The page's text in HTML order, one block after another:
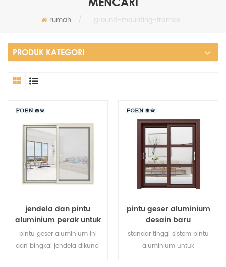
rumah / ground-mounting-frames
PRODUK KATEGORI
jendela dan pintu
aluminium perak untuk
rumah
pintu geser aluminium ini
dan bingkai jendela dikunci
pintu geser aluminium
desain baru
standar tinggi sistem pintu
aluminium untuk